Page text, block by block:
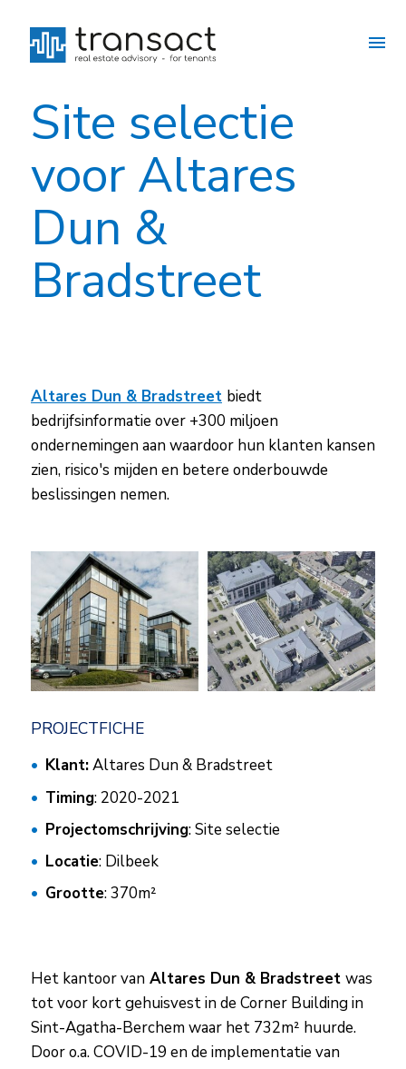
Site selectie
voor Altares
Dun &
Bradstreet
Altares Dun & Bradstreet biedt
bedrijfsinformatie over +300 miljoen
ondernemingen aan waardoor hun klanten kansen
zien, risico's mijden en betere onderbouwde
beslissingen nemen.
PROJECTFICHE
Klant:Altares Dun & Bradstreet
Timing: 2020-2021
Projectomschrijving: Site selectie
Locatie: Dilbeek
Grootte: 370m²
Het kantoor vanAltares Dun & Bradstreet was
tot voor kort gehuisvest in de Corner Building in
Sint-Agatha-Berchem waar het 732m² huurde.
Door o.a. COVID-19 en de implementatie van